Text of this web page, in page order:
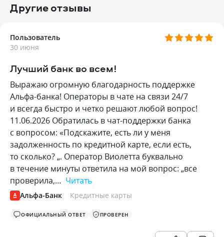
Другие отзывы
Пользователь
30 июня
Лучший банк во всем!
Выражаю огромную благодарность поддержке
Альфа-банка! Операторы в чате на связи 24/7
и всегда быстро и четко решают любой вопрос!
11.06.2026 Обратилась в чат-поддержки банка
с вопросом: «Подскажите, есть ли у меня
задолженность по кредитной карте, если есть,
то сколько? „. Оператор Виолетта буквально
в течение минуты ответила на мой вопрос: „все
проверила,… Читать
Альфа-Банк Кредитные карты
ОФИЦИАЛЬНЫЙ ОТВЕТ ПРОВЕРЕН